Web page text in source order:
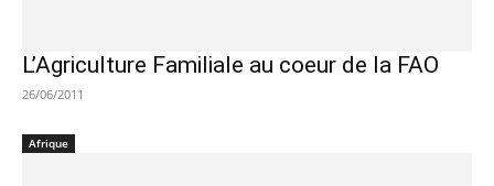
L’Agriculture Familiale au coeur de la FAO
26/06/2011
Afrique